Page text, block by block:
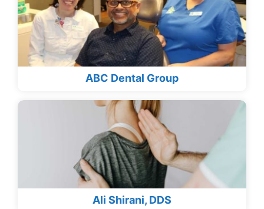
ABC Dental Group
Ali Shirani, DDS